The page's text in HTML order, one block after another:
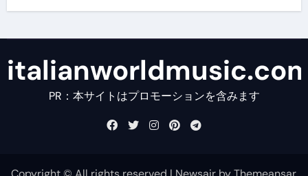
PR：本サイトはプロモーションを含みます